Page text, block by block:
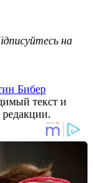
на
Бибер
текст и